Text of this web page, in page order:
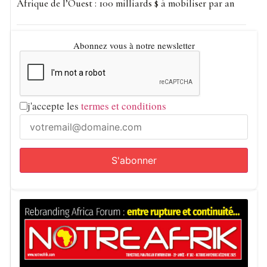
prévues, notamment pour permettre l’accueil des réfugiés
soudanais.
Notre Afrik avec AFP
Afrique de l’Ouest : 100 milliards $ à mobiliser par an
Abonnez vous à notre newsletter
j'accepte les termes et conditions